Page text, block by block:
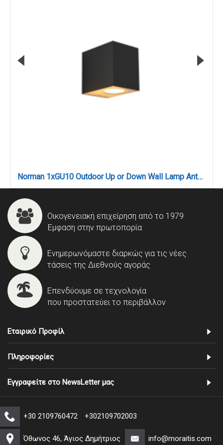
Norman 1xGU10 Outdoor Up or Down Wall Lamp Anthracite D:8cmx7cm (80200444)
Οικογενειακή επιχείρηση από το 1979
Έμφαση στην πρωτοπορία
Ενημερωνόμαστε διαρκώς για τις νέες
τάσεις της Διεθνούς αγοράς
Επενδύουμε σε τεχνολογία
που προστατεύει το περιβάλλον
Εταιρικό Προφίλ
Πληροφορίες
Εγγραφείτε στο NewsLetter μας
+30 2109760472 +302109702003
Όθωνος 46, Άγιος Δημήτριος info@moraitis.com